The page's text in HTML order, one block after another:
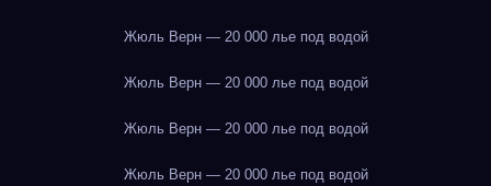
Жюль Верн — 20 000 лье под водой
Жюль Верн — 20 000 лье под водой
Жюль Верн — 20 000 лье под водой
Жюль Верн — 20 000 лье под водой